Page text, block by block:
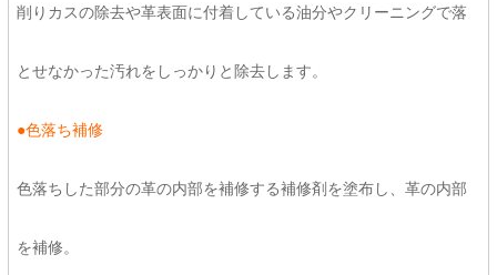
削りカスの除去や革表面に付着している油分やクリーニングで落
とせなかった汚れをしっかりと除去します。
●色落ち補修
色落ちした部分の革の内部を補修する補修剤を塗布し、革の内部
を補修。